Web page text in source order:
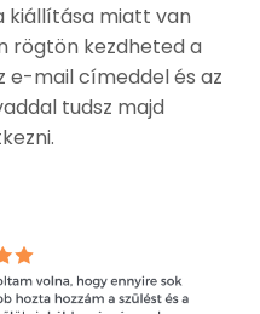
kiállítása miatt van
rögtön kezdheted a
e-mail címeddel és az
tudsz majd